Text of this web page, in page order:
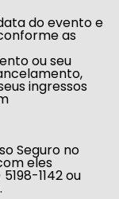
do evento e
as
ou seu
ingressos
Seguro no
eles
1142 ou
.